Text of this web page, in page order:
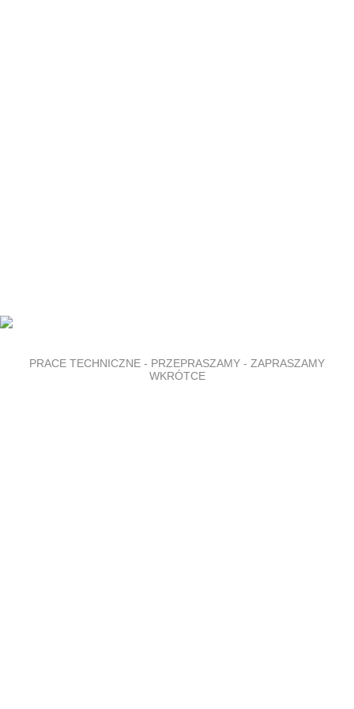
PRACE TECHNICZNE - PRZEPRASZAMY - ZAPRASZAMY
WKRÓTCE